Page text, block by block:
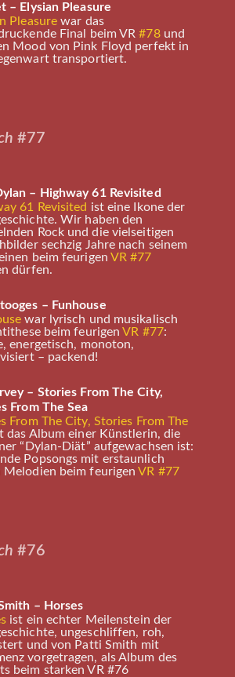
#77
– Highway 61 Revisited
61 Revisited ist eine Ikone der
Wir haben den
Rock und die vielseitigen
sechzig Jahre nach seinem
beim feurigen VR #77
dürfen.
– Funhouse
war lyrisch und musikalisch
beim feurigenVR #77:
energetisch, monoton,
– packend!
– Stories From The City,
From The Sea
From The City, Stories From The
das Album einer Künstlerin, die
“Dylan-Diät” aufgewachsen ist:
Popsongs mit erstaunlich
Melodien beim feurigenVR #77
– Elysian Pleasure
Pleasure war das
Final beim VR#78und
Mood von Pink Floyd perfekt in
transportiert.
#76
– Horses
ist ein echter Meilenstein der
ungeschliffen, roh,
und von Patti Smith mit
vorgetragen, als Album des
beim starken VR #76